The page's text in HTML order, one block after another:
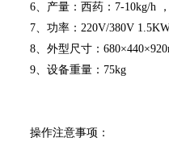
6、产量：西药：7-10kg/h
7、功率：220V/380V 1.5KW
8、外型尺寸：
9、设备重量：75kg
操作注意事项：